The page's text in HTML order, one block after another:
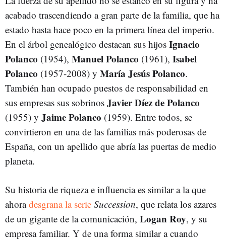
acabado trascendiendo a gran parte de la familia, que ha
estado hasta hace poco en la primera línea del imperio.
En el árbol genealógico destacan sus hijos Ignacio
Polanco (1954), Manuel Polanco (1961), Isabel
Polanco (1957-2008) y María Jesús Polanco.
También han ocupado puestos de responsabilidad en
sus empresas sus sobrinos Javier Díez de Polanco
(1955) y Jaime Polanco (1959). Entre todos, se
convirtieron en una de las familias más poderosas de
España, con un apellido que abría las puertas de medio
planeta.
Su historia de riqueza e influencia es similar a la que
ahoradesgrana la serie Succession, que relata los azares
de un gigante de la comunicación, Logan Roy, y su
empresa familiar. Y de una forma similar a cuando